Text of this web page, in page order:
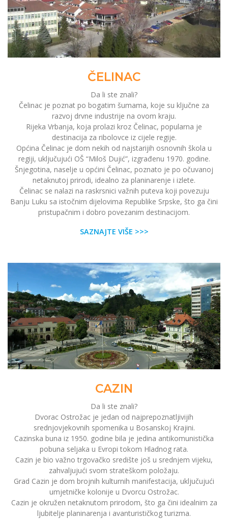
ČELINAC
Da li ste znali?
Čelinac je poznat po bogatim šumama, koje su ključne za
razvoj drvne industrije na ovom kraju.
Rijeka Vrbanja, koja prolazi kroz Čelinac, popularna je
destinacija za ribolovce iz cijele regije.
Općina Čelinac je dom nekih od najstarijih osnovnih škola u
regiji, uključujući OŠ “Miloš Dujić”, izgrađenu 1970. godine.
Šnjegotina, naselje u općini Čelinac, poznato je po očuvanoj
netaknutoj prirodi, idealno za planinarenje i izlete.
Čelinac se nalazi na raskrsnici važnih puteva koji povezuju
Banju Luku sa istočnim dijelovima Republike Srpske, što ga čini
pristupačnim i dobro povezanim destinacijom.
SAZNAJTE VIŠE >>>
CAZIN
Da li ste znali?
Dvorac Ostrožac je jedan od najprepoznatljivijih
srednjovjekovnih spomenika u Bosanskoj Krajini.
Cazinska buna iz 1950. godine bila je jedina antikomunistička
pobuna seljaka u Evropi tokom Hladnog rata.
Cazin je bio važno trgovačko središte još u srednjem vijeku,
zahvaljujući svom strateškom položaju.
Grad Cazin je dom brojnih kulturnih manifestacija, uključujući
umjetničke kolonije u Dvorcu Ostrožac.
Cazin je okružen netaknutom prirodom, što ga čini idealnim za
ljubitelje planinarenja i avanturističkog turizma.